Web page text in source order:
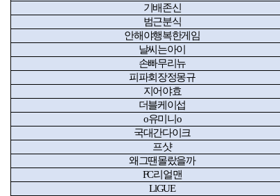
기배존신
범근분식
안해야행복한게임
날씨는아이
손빠무리뉴
피파회장정몽규
지어야효
더블케이섭
o유미니 o
국대간다이크
프샷
왜그땐몰랐을까
FC리얼맨
LlGUE